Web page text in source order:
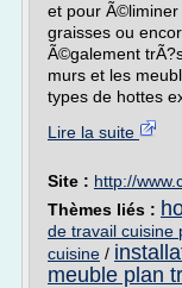
et pour
graisses ou
Ã©galement
murs et les
types de hottes
Lire la suite
Site : http://
Thèmes liés :
de travail cuisine
cuisine /
meuble plan